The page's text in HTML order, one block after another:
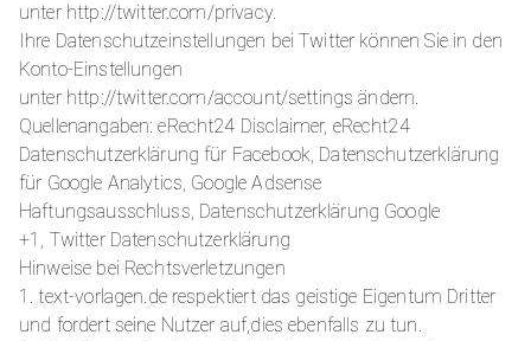
unter http://twitter.com/privacy.
Ihre Datenschutzeinstellungen bei Twitter können Sie in den
Konto-Einstellungen
unter http://twitter.com/account/settings ändern.
Quellenangaben: eRecht24 Disclaimer, eRecht24
Datenschutzerklärung für Facebook, Datenschutzerklärung
für Google Analytics, Google Adsense
Haftungsausschluss, Datenschutzerklärung Google
+1, Twitter Datenschutzerklärung
Hinweise bei Rechtsverletzungen
1. text-vorlagen.de respektiert das geistige Eigentum Dritter
und fordert seine Nutzer auf,dies ebenfalls zu tun.